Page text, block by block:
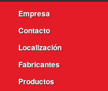
Empresa
Contacto
Localización
Fabricantes
Productos